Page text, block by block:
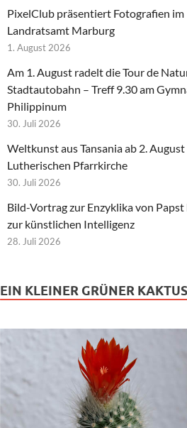
PixelClub präsentiert Fotografien im
Landratsamt Marburg
1. August 2026
Am 1. August radelt die Tour de
Stadtautobahn – Treff 9.30 am
Philippinum
30. Juli 2026
Weltkunst aus Tansania ab 2.
Lutherischen Pfarrkirche
30. Juli 2026
Bild-Vortrag zur Enzyklika von Papst
zur künstlichen Intelligenz
28. Juli 2026
EIN KLEINER GRÜNER KAKTUS